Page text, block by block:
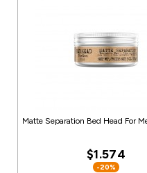
Matte Separation Bed Head For
$1.574
-20%